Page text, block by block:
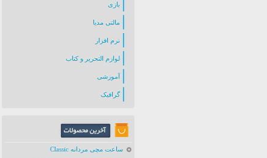
بازی
مالتی مدیا
نرم افزار
لوازم التحریر و کتاب
آموزشی
گرافیک
ساعت مچی مردانه Classic